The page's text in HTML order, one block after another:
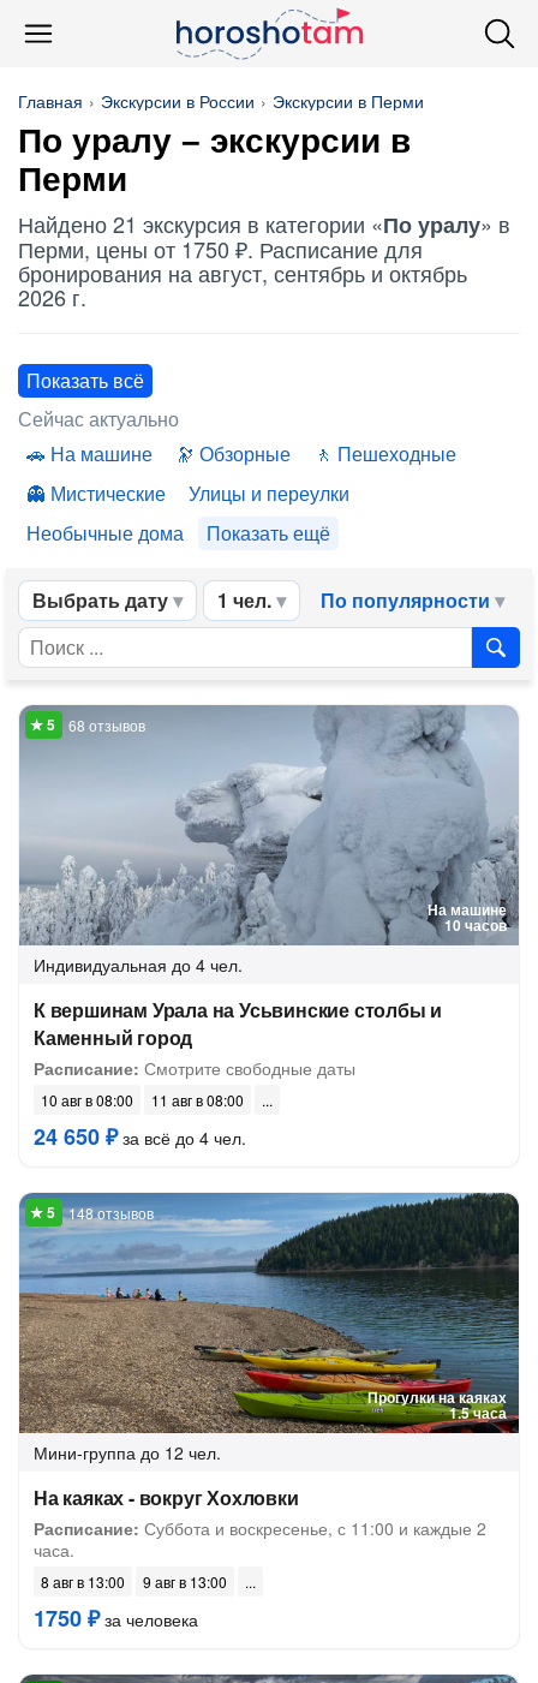
Главная Экскурсии в России Экскурсии в Перми
По уралу – экскурсии в
Перми
Найдено 21 экскурсия в категории «По уралу» в
Перми, цены от 1750 ₽. Расписание для
бронирования на август, сентябрь и октябрь
2026 г.
Показать всё
Сейчас актуально
На машине
Обзорные
Пешеходные
Мистические
Улицы и переулки
Необычные дома
Показать ещё
Выбрать дату 1 чел. По популярности
На машине
10 часов
68 отзывов
Индивидуальная до 4 чел.
К вершинам Урала на Усьвинские столбы и
Каменный город
Расписание: Смотрите свободные даты
10 авг в 08:00 11 авг в 08:00
24 650 ₽за всё до 4 чел.
Прогулки на каяках
1.5 часа
148 отзывов
Мини-группа до 12 чел.
На каяках - вокруг Хохловки
Расписание: Суббота и воскресенье, с 11:00 и каждые 2
часа.
8 авг в 13:00 9 авг в 13:00
1750 ₽за человека